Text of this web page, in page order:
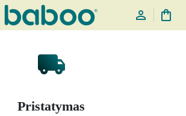
person_outline shopping_bag
Pristatymas